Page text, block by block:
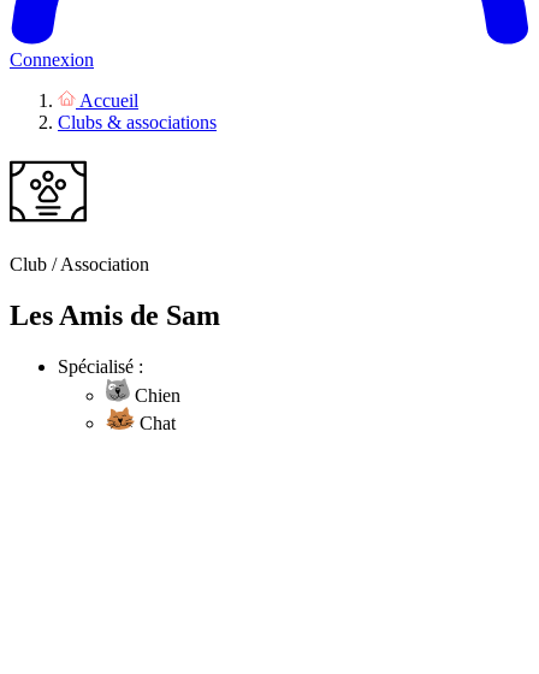
Connexion
Accueil
Clubs & associations
Club / Association
Les Amis de Sam
Spécialisé :
Chien
Chat